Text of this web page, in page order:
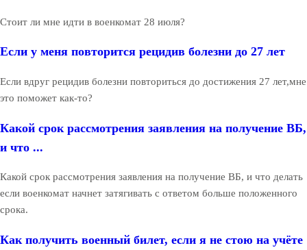
Стоит ли мне идти в военкомат 28 июля?
Если у меня повторится рецидив болезни до 27 лет
Если вдруг рецидив болезни повториться до достижения 27 лет,мне
это поможет как-то?
Какой срок рассмотрения заявления на получение ВБ,
и что ...
Какой срок рассмотрения заявления на получение ВБ, и что делать
если военкомат начнет затягивать с ответом больше положенного
срока.
Как получить военный билет, если я не стою на учёте